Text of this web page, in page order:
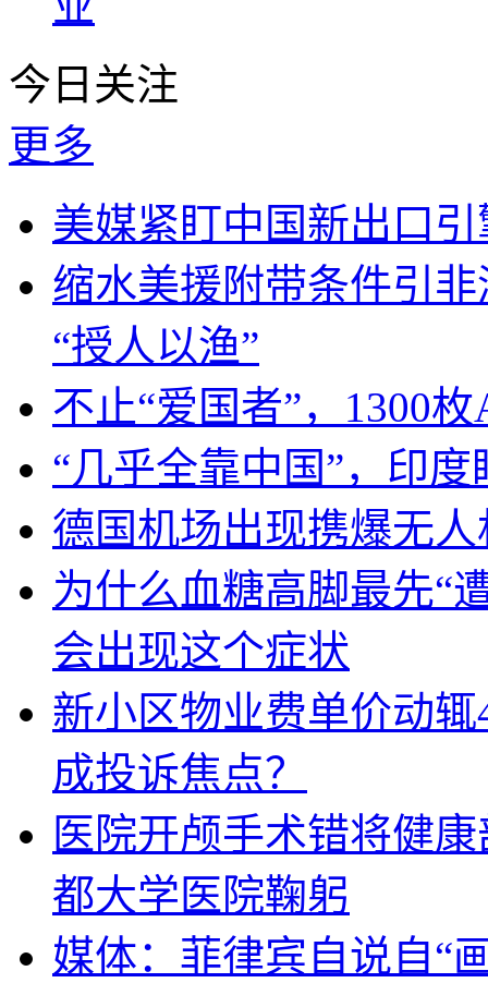
今日关注
更多
美媒紧盯中国新出口
缩水美援附带条件引
“授人以渔”
不止“爱国者”，1300
“几乎全靠中国”，印
德国机场出现携爆无
为什么血糖高脚最先“
会出现这个症状
新小区物业费单价动
成投诉焦点？
医院开颅手术错将健
都大学医院鞠躬
媒体：菲律宾自说自“